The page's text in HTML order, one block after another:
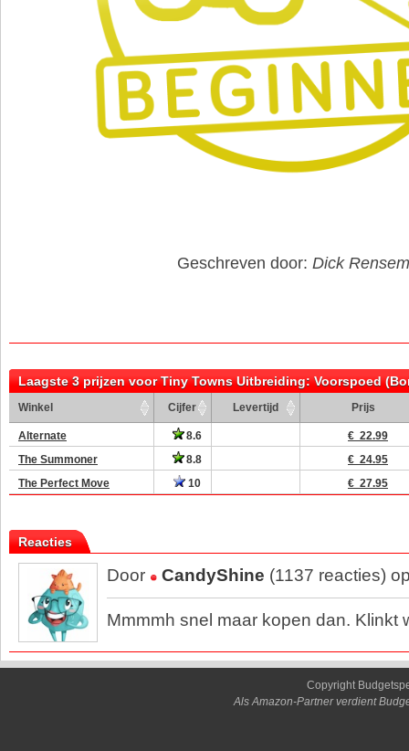
Geschreven door:Dick
Laagste 3 prijzen voor Tiny Towns Uitbreiding: Voorspoed
Winkel Cijfer Levertijd Prijs
Alternate 8.6
€ 22.99
The Summoner
8.8
€ 24.95
The Perfect Move
10 € 27.95
Reacties
Door CandyShine (1137 reacties)
Mmmmh snel maar kopen dan. Klinkt
Copyright
Als Amazon-Partner verdient